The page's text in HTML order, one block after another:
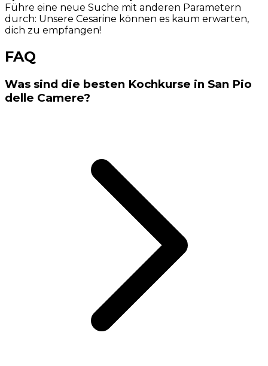
Führe eine neue Suche mit anderen Parametern
durch: Unsere Cesarine können es kaum erwarten,
dich zu empfangen!
FAQ
Was sind die besten Kochkurse in San Pio
delle Camere?